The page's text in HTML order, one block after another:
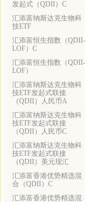
发起式（QDII）C
汇添富纳斯达克生物科
技ETF
汇添富恒生指数（QDII-
LOF）C
汇添富恒生指数（QDII-
LOF）
汇添富纳斯达克生物科
技ETF发起式联接
（QDII）人民币A
汇添富纳斯达克生物科
技ETF发起式联接
（QDII）人民币C
汇添富纳斯达克生物科
技ETF发起式联接
（QDII）美元现汇
汇添富香港优势精选混
合（QDII）C
汇添富香港优势精选混